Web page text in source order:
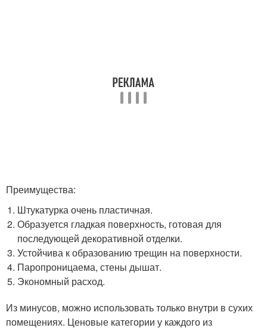
Преимущества:
Штукатурка очень пластичная.
Образуется гладкая поверхность, готовая для
последующей декоративной отделки.
Устойчива к образованию трещин на поверхности.
Паропроницаема, стены дышат.
Экономный расход.
Из минусов, можно использовать только внутри в сухих
помещениях. Ценовые категории у каждого из